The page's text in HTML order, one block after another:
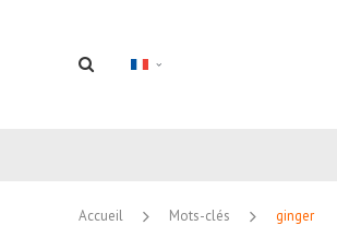
Accueil Mots-clés ginger